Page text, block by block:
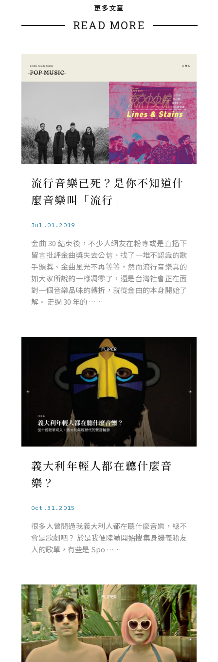
更多文章
READ MORE
流行音樂已死？是你不知道什
麼音樂叫「流行」
Jul.01.2019
金曲 30 結束後，不少人網友在粉專或是直播下
留言批評金曲獎失去公信、找了一堆不認識的歌
手頒獎、金曲風光不再等等，然而流行音樂真的
如大家所說的一樣凋零了，還是台灣社會正在面
對一個音樂品味的轉折，就從金曲的本身開始了
解。 走過 30 年的 ……
義大利年輕人都在聽什麼音
樂？
Oct.31.2015
很多人曾問過我義大利人都在聽什麼音樂，總不
會是歌劇吧？ 於是我便陸續開始搜集身邊義籍友
人的歌單，有些是 Spo ……